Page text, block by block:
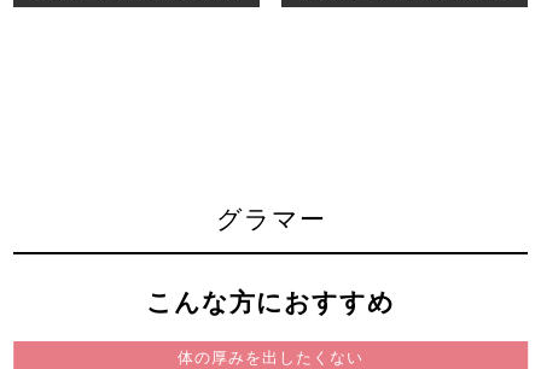
グラマー
こんな方におすすめ
体の厚みを出したくない